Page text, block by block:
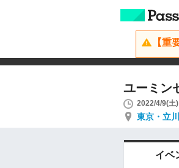
【重
ユーミン
2022/4/9(土
東京・立
イベ